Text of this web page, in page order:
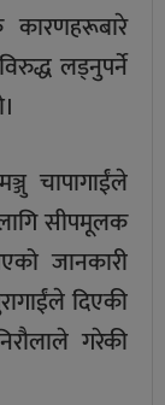
कारणहरूबारे
लड्नुपर्ने
चापागाईंले
सीपमूलक
जानकारी
दिएकी
गरेकी